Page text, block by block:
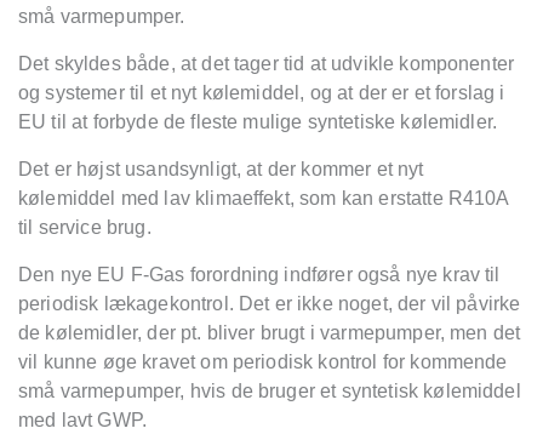
små varmepumper.
Det skyldes både, at det tager tid at udvikle komponenter
og systemer til et nyt kølemiddel, og at der er et forslag i
EU til at forbyde de fleste mulige syntetiske kølemidler.
Det er højst usandsynligt, at der kommer et nyt
kølemiddel med lav klimaeffekt, som kan erstatte R410A
til service brug.
Den nye EU F-Gas forordning indfører også nye krav til
periodisk lækagekontrol. Det er ikke noget, der vil påvirke
de kølemidler, der pt. bliver brugt i varmepumper, men det
vil kunne øge kravet om periodisk kontrol for kommende
små varmepumper, hvis de bruger et syntetisk kølemiddel
med lavt GWP.